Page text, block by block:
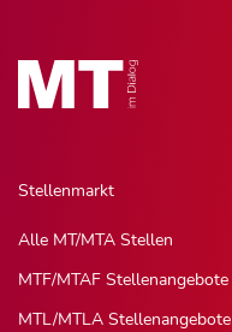
Stellenmarkt
Alle MT/MTA Stellen
MTF/MTAF Stellenangebote
MTL/MTLA Stellenangebote